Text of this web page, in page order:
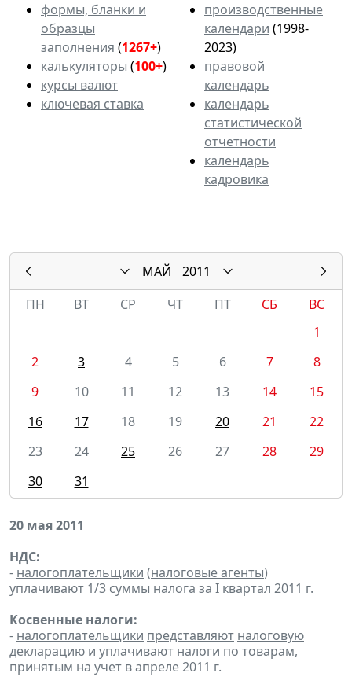
формы, бланки и
образцы
заполнения (1267+)
калькуляторы (100+)
курсы валют
ключевая ставка
производственные
календари (1998-
2023)
правовой
календарь
календарь
статистической
отчетности
календарь
кадровика
МАЙ
2011
ПН
ВТ СР ЧТ ПТ СБ
ВС
1
2
3 4 5 6 7
8
9
10 11 12 13 14
15
16
17 18 19 20 21
22
23
24 25 26 27 28
29
30
31
20 мая 2011
НДС:
- налогоплательщики (налоговые агенты)
уплачивают 1/3 суммы налога за I квартал 2011 г.
Косвенные налоги:
- налогоплательщики представляют налоговую
декларацию и уплачивают налоги по товарам,
принятым на учет в апреле 2011 г.